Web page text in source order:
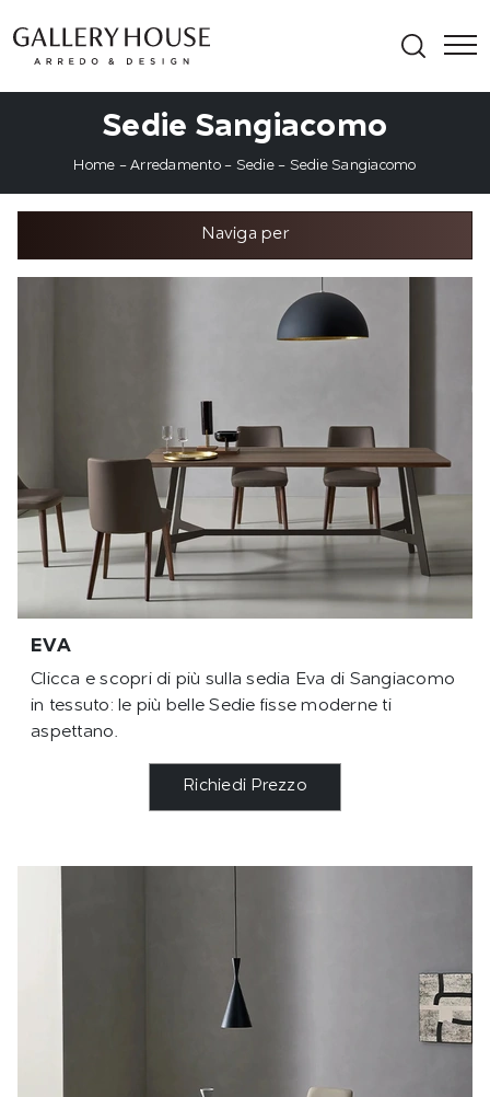
Sedie Sangiacomo
Home -Arredamento- Sedie- Sedie Sangiacomo
Naviga per
EVA
Clicca e scopri di più sulla sedia Eva di Sangiacomo
in tessuto: le più belle Sedie fisse moderne ti
aspettano.
Richiedi Prezzo